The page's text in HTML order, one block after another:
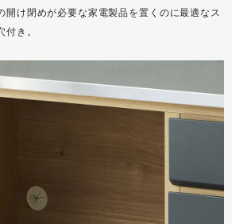
開け閉めが必要な家電製品を置くのに最適なス
き。